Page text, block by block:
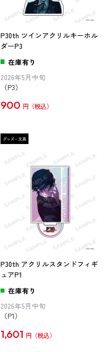
P30th ツインアクリルキーホル
ダーP3
在庫有り
2026年5月中旬
（P3）
900 円
P30th アクリルスタンドフィギ
ュアP1
在庫有り
2026年5月中旬
（P1）
1,601 円